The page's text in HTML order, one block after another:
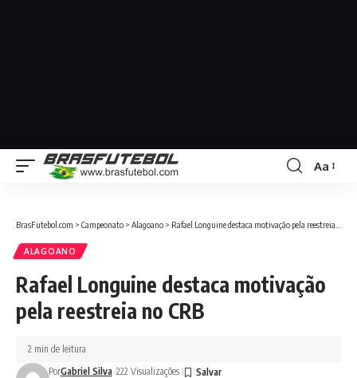
Aa
BrasFutebol.com > Campeonato > Alagoano > Rafael Longuine destaca motivação pela reestreia no CRB
ALAGOANO
Rafael Longuine destaca motivação
pela reestreia no CRB
PorGabriel Silva 222 Visualizações
2 min de leitura